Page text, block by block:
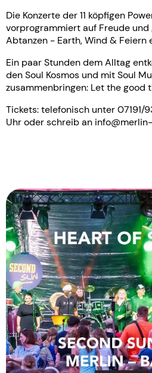
Die Konzerte der 11 köpfigen
vorprogrammiert auf Freude und
Abtanzen - Earth, Wind & Feiern
Ein paar Stunden dem Alltag
den Soul Kosmos und mit Soul
zusammenbringen: Let the good
Tickets: telefonisch unter 07191/
Uhr oder schreib an